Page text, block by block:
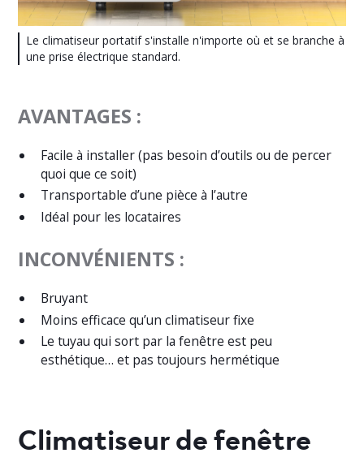
Le climatiseur portatif s'installe n'importe où et se branche à
une prise électrique standard.
AVANTAGES :
Facile à installer (pas besoin d’outils ou de percer
quoi que ce soit)
Transportable d’une pièce à l’autre
Idéal pour les locataires
INCONVÉNIENTS :
Bruyant
Moins efficace qu’un climatiseur fixe
Le tuyau qui sort par la fenêtre est peu
esthétique… et pas toujours hermétique
Climatiseur de fenêtre